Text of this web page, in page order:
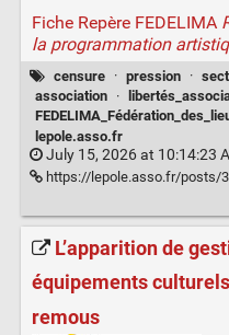
Fiche Repère FEDELIMA
la programmation
censure · pression ·
association
·
lepole.asso.fr
July 15, 2026 at 10:14:23
https://lepole.asso.fr/posts/3169/reagir-
L’apparition de
équipements
remous